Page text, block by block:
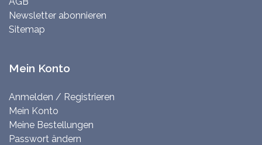
Newsletter abonnieren
Sitemap
Mein Konto
Anmelden / Registrieren
Mein Konto
Meine Bestellungen
Passwort ändern